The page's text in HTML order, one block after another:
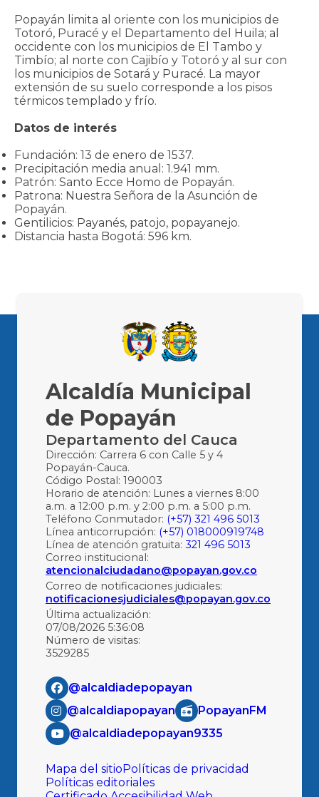
Popayán limita al oriente con los municipios de
Totoró, Puracé y el Departamento del Huila; al
occidente con los municipios de El Tambo y
Timbío; al norte con Cajibío y Totoró y al sur con
los municipios de Sotará y Puracé. La mayor
extensión de su suelo corresponde a los pisos
térmicos templado y frío.
Datos de interés
Fundación: 13 de enero de 1537.
Precipitación media anual: 1.941 mm.
Patrón: Santo Ecce Homo de Popayán.
Patrona: Nuestra Señora de la Asunción de
Popayán.
Gentilicios: Payanés, patojo, popayanejo.
Distancia hasta Bogotá: 596 km.
Alcaldía Municipal
de Popayán
Departamento del Cauca
Dirección: Carrera 6 con Calle 5 y 4
Popayán-Cauca.
Código Postal: 190003
Horario de atención: Lunes a viernes 8:00
a.m. a 12:00 p.m. y 2:00 p.m. a 5:00 p.m.
Teléfono Conmutador: (+57) 321 496 5013
Línea anticorrupción: (+57) 018000919748
Línea de atención gratuita: 321 496 5013
Correo institucional:
atencionalciudadano@popayan.gov.co
Correo de notificaciones judiciales:
notificacionesjudiciales@popayan.gov.co
Última actualización:
07/08/2026 5:36:08
Número de visitas:
3529285
@alcaldiadepopayan
@alcaldiapopayan
PopayanFM
@alcaldiadepopayan9335
Mapa del sitioPolíticas de privacidad
Políticas editoriales